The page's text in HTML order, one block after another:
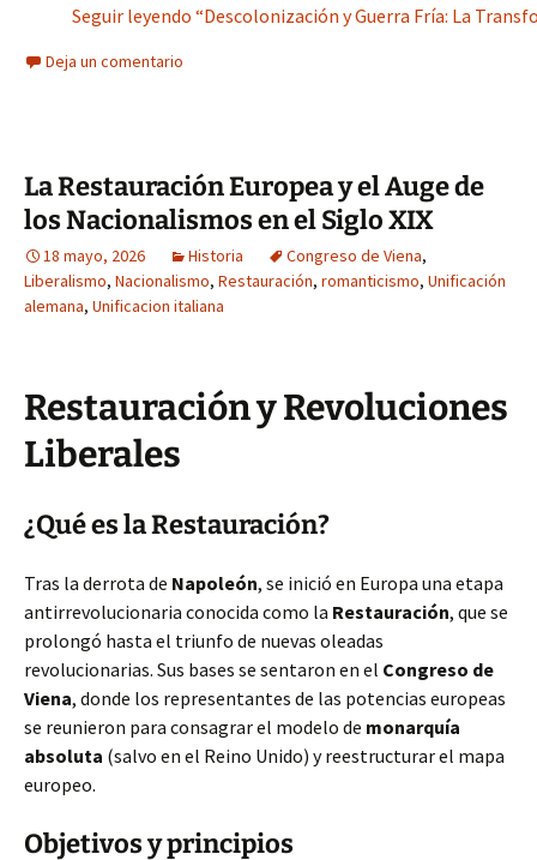
Seguir leyendo “Descolonización y Guerra Fría: La
Deja un comentario
La Restauración Europea y el Auge de
los Nacionalismos en el Siglo XIX
18 mayo, 2026 Historia Congreso de Viena,
Liberalismo, Nacionalismo, Restauración, romanticismo, Unificación
alemana, Unificacion italiana
Restauración y Revoluciones
Liberales
¿Qué es la Restauración?
Tras la derrota de Napoleón, se inició en Europa una etapa
antirrevolucionaria conocida como la Restauración, que se
prolongó hasta el triunfo de nuevas oleadas
revolucionarias. Sus bases se sentaron en el Congreso de
Viena, donde los representantes de las potencias europeas
se reunieron para consagrar el modelo de monarquía
absoluta (salvo en el Reino Unido) y reestructurar el mapa
europeo.
Objetivos y principios